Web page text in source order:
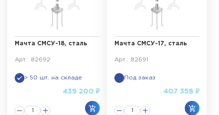
Мачта СМСУ-18, сталь
Арт.: 82692
> 50 шт. на складе
439 200 ₽
Мачта СМСУ-17, сталь
Арт.: 82691
Под заказ
407 358 ₽